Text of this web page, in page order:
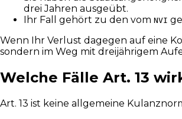
drei Jahren ausgeübt.
Ihr Fall gehört zu den vom NVI
Wenn Ihr Verlust dagegen auf eine
sondern im Weg mit dreijährigem
Welche Fälle Art. 13
Art. 13 ist keine allgemeine